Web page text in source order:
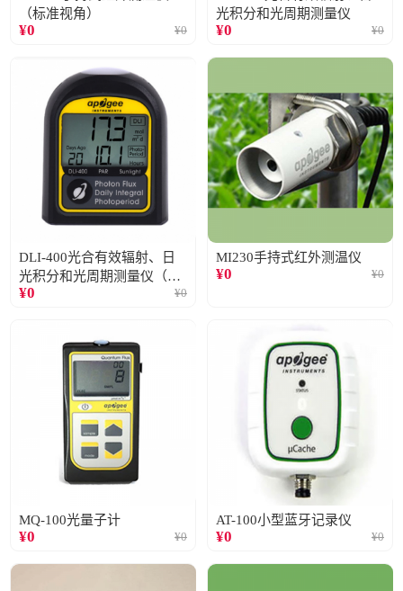
（标准视角）
¥0 ¥0
光积分和光周期测量仪
¥0 ¥0
DLI-400光合有效辐射、日
光积分和光周期测量仪（仅
阳光）
¥0 ¥0
MI230手持式红外测温仪
¥0 ¥0
MQ-100光量子计
¥0 ¥0
AT-100小型蓝牙记录仪
¥0 ¥0